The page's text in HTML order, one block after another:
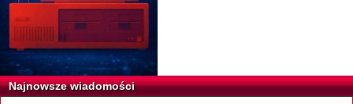
Najnowsze wiadomości